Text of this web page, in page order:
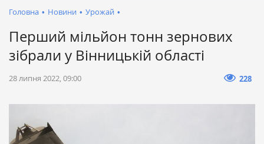
Головна • Новини • Урожай •
Перший мільйон тонн зернових
зібрали у Вінницькій області
28 липня 2022, 09:00 228